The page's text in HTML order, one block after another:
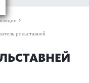
рольставней